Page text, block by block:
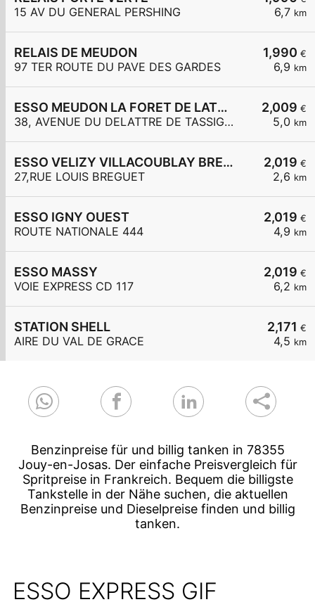
6,7 km
15 AV DU GENERAL PERSHING
1,990 €
6,9 km
RELAIS DE MEUDON
97 TER ROUTE DU PAVE DES GARDES
2,009 €
5,0 km
ESSO MEUDON LA FORET DE LATTRE DE TASSIGNY
38, AVENUE DU DELATTRE DE TASSIGNY
2,019 €
2,6 km
ESSO VELIZY VILLACOUBLAY BREGUET
27,RUE LOUIS BREGUET
2,019 €
4,9 km
ESSO IGNY OUEST
ROUTE NATIONALE 444
2,019 €
6,2 km
ESSO MASSY
VOIE EXPRESS CD 117
2,171 €
4,5 km
STATION SHELL
AIRE DU VAL DE GRACE
Benzinpreise für und billig tanken in 78355
Jouy-en-Josas. Der einfache Preisvergleich für
Spritpreise in Frankreich. Bequem die billigste
Tankstelle in der Nähe suchen, die aktuellen
Benzinpreise und Dieselpreise finden und billig
tanken.
ESSO EXPRESS GIF